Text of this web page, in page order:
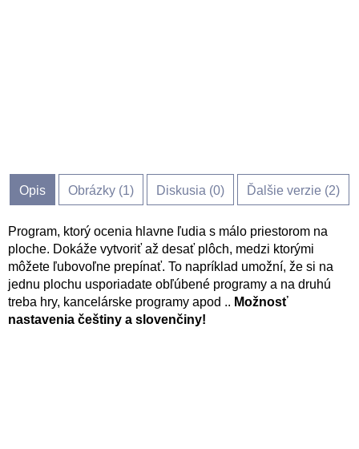
Opis Obrázky (1) Diskusia (0) Ďalšie verzie (2)
Program, ktorý ocenia hlavne ľudia s málo priestorom na
ploche. Dokáže vytvoriť až desať plôch, medzi ktorými
môžete ľubovoľne prepínať. To napríklad umožní, že si na
jednu plochu usporiadate obľúbené programy a na druhú
treba hry, kancelárske programy apod .. Možnosť
nastavenia češtiny a slovenčiny!